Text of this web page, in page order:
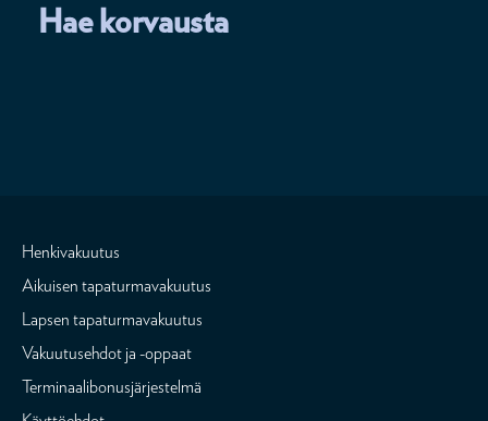
Hae korvausta
Henkivakuutus
Aikuisen tapaturmavakuutus
Lapsen tapaturmavakuutus
Vakuutusehdot ja -oppaat
Terminaalibonusjärjestelmä